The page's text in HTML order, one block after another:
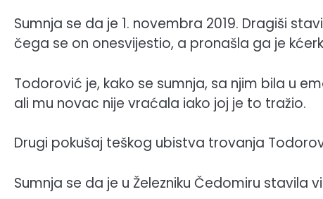
Sumnja se da je 1. novembra 2019. Dragiši
čega se on onesvijestio, a pronašla ga je
Todorović je, kako se sumnja, sa njim bila u
ali mu novac nije vraćala iako joj je to tražio.
Drugi pokušaj teškog ubistva trovanja
Sumnja se da je u Železniku Čedomiru